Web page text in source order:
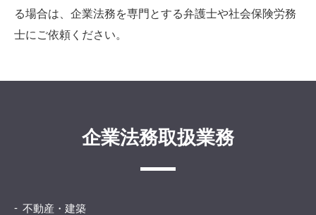
る場合は、企業法務を専門とする弁護士や社会保険労務
士にご依頼ください。
企業法務取扱業務
不動産・建築